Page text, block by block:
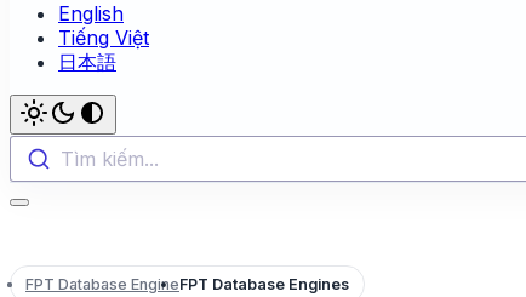
English
Tiếng Việt
日本語
Tìm kiếm...
FPT Database EngineFPT Database Engines